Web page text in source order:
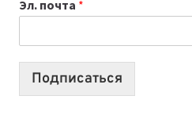
2026:
10
Эл. почта *
Подписаться